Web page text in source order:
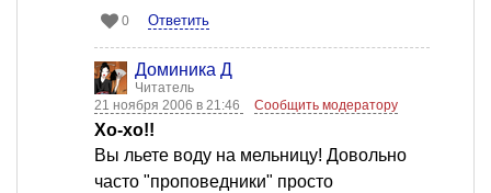
0 Ответить
Доминика Д
Читатель
21 ноября 2006 в 21:46
Сообщить модератору
Хо-хо!!
Вы льете воду на мельницу! Довольно
часто "проповедники" просто